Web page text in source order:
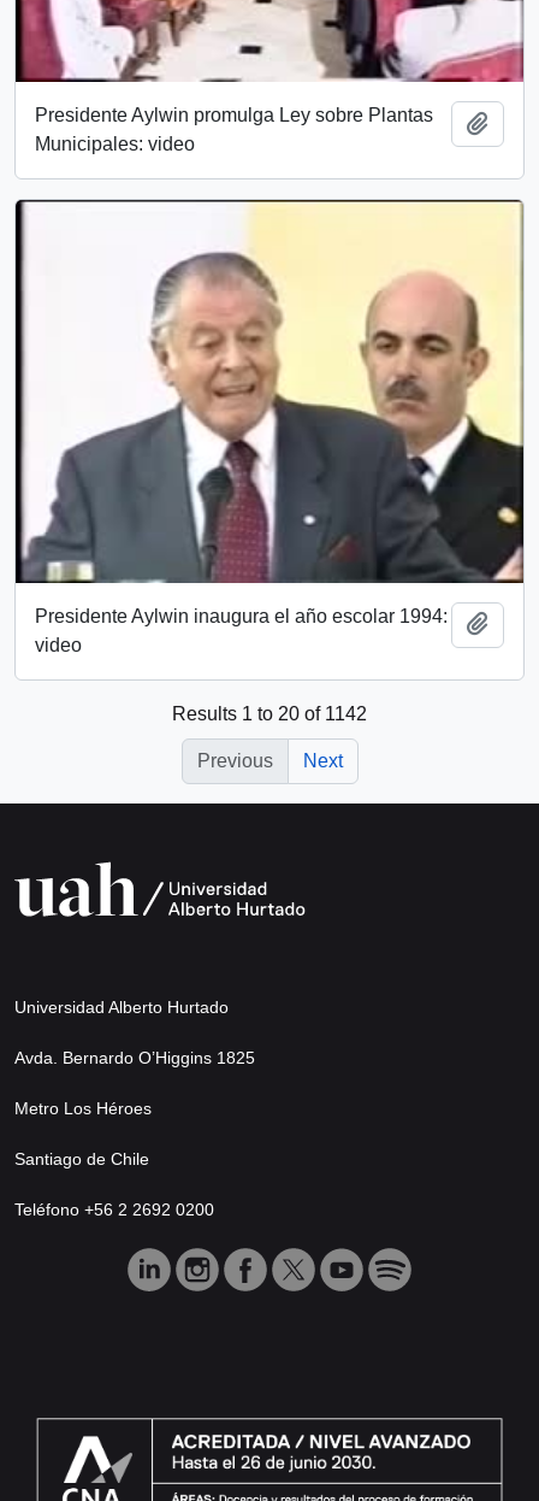
Presidente Aylwin promulga Ley sobre Plantas
Municipales: video
Presidente Aylwin inaugura el año escolar 1994:
video
Results 1 to 20 of 1142
Previous Next
Universidad Alberto Hurtado
Avda. Bernardo O’Higgins 1825
Metro Los Héroes
Santiago de Chile
Teléfono +56 2 2692 0200